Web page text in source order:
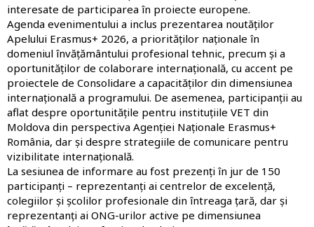
interesate de participarea în proiecte europene.
Agenda evenimentului a inclus prezentarea noutăților
Apelului Erasmus+ 2026, a priorităților naționale în
domeniul învățământului profesional tehnic, precum și a
oportunităților de colaborare internațională, cu accent pe
proiectele de Consolidare a capacităților din dimensiunea
internațională a programului. De asemenea, participanții au
aflat despre oportunitățile pentru instituțiile VET din
Moldova din perspectiva Agenției Naționale Erasmus+
România, dar și despre strategiile de comunicare pentru
vizibilitate internațională.
La sesiunea de informare au fost prezenți în jur de 150
participanți – reprezentanți ai centrelor de excelență,
colegiilor și școlilor profesionale din întreaga țară, dar și
reprezentanți ai ONG-urilor active pe dimensiunea